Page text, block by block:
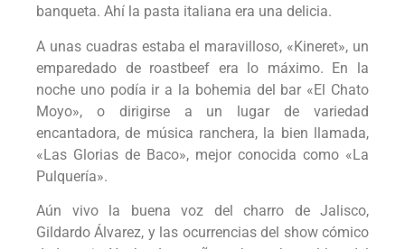
banqueta. Ahí la pasta italiana era una delicia.
A unas cuadras estaba el maravilloso, «Kineret», un
emparedado de roastbeef era lo máximo. En la
noche uno podía ir a la bohemia del bar «El Chato
Moyo», o dirigirse a un lugar de variedad
encantadora, de música ranchera, la bien llamada,
«Las Glorias de Baco», mejor conocida como «La
Pulquería».
Aún vivo la buena voz del charro de Jalisco,
Gildardo Álvarez, y las ocurrencias del show cómico